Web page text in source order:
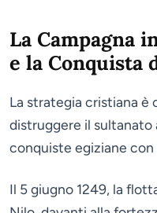
La Campagna
e la Conquista
La strategia cristiana è
distruggere il sultanato
conquiste egiziane con
Il 5 giugno 1249, la